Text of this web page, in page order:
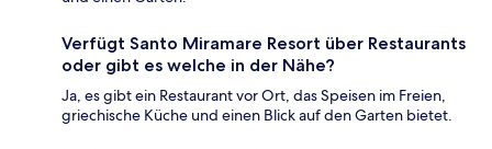
Verfügt Santo Miramare Resort über Restaurants
oder gibt es welche in der Nähe?
Ja, es gibt ein Restaurant vor Ort, das Speisen im Freien,
griechische Küche und einen Blick auf den Garten bietet.